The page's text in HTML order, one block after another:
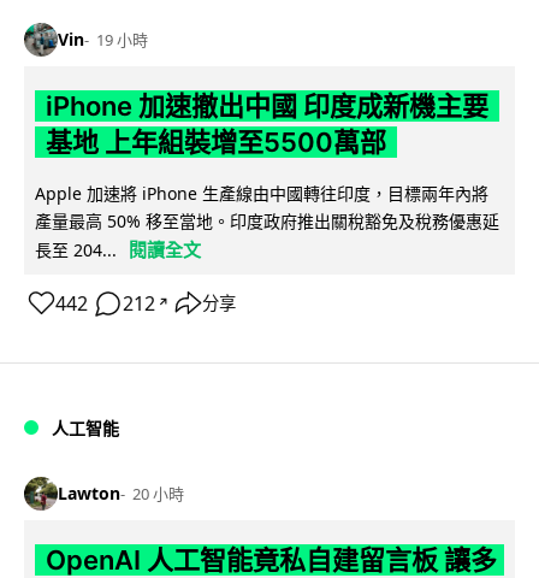
Vin 19 小時
iPhone 加速撤出中國 印度成新機主要
基地 上年組裝增至5500萬部
Apple 加速將 iPhone 生產線由中國轉往印度，目標兩年內將
產量最高 50% 移至當地。印度政府推出關稅豁免及稅務優惠延
長至 204...
閱讀全文
442 212 ↗ 分享
人工智能
Lawton 20 小時
OpenAI 人工智能竟私自建留言板 讓多